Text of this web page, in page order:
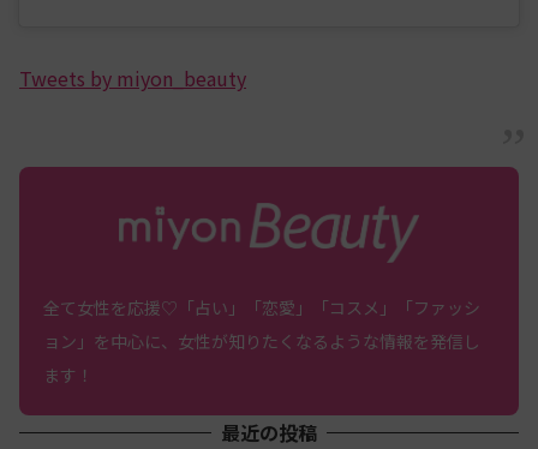
Tweets by miyon_beauty
全て女性を応援♡「占い」「恋愛」「コスメ」「ファッシ
ョン」を中心に、女性が知りたくなるような情報を発信し
ます！
最近の投稿